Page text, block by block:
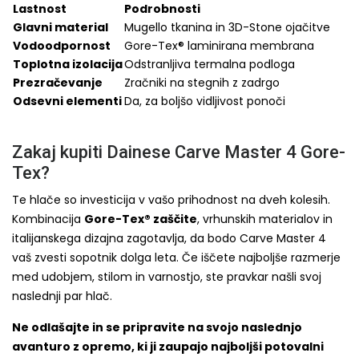
Lastnost
Podrobnosti
Glavni material
Mugello tkanina in 3D-Stone ojačitve
Vodoodpornost
Gore-Tex® laminirana membrana
Toplotna izolacijaOdstranljiva termalna podloga
Prezračevanje
Zračniki na stegnih z zadrgo
Odsevni elementiDa, za boljšo vidljivost ponoči
Zakaj kupiti Dainese Carve Master 4 Gore-
Tex?
Te hlače so investicija v vašo prihodnost na dveh kolesih.
Kombinacija Gore-Tex® zaščite, vrhunskih materialov in
italijanskega dizajna zagotavlja, da bodo Carve Master 4
vaš zvesti sopotnik dolga leta. Če iščete najboljše razmerje
med udobjem, stilom in varnostjo, ste pravkar našli svoj
naslednji par hlač.
Ne odlašajte in se pripravite na svojo naslednjo
avanturo z opremo, ki ji zaupajo najboljši potovalni